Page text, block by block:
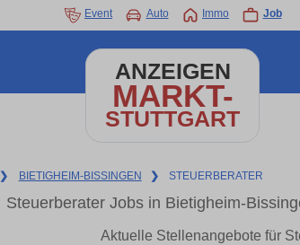
Event Auto Immo Job
ANZEIGEN
MARKT-
STUTTGART
❯ BIETIGHEIM-BISSINGEN ❯ STEUERBERATER
Steuerberater Jobs in Bietigheim-
Aktuelle Stellenangebote für